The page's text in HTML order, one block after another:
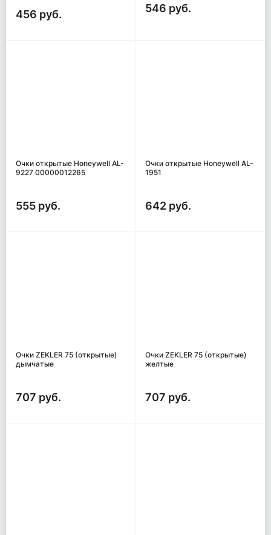
456 руб. 546 руб.
Очки открытые Honeywell AL-
9227 00000012265
555 руб.
Очки открытые Honeywell AL-
1951
642 руб.
Очки ZEKLER 75 (открытые)
дымчатые
707 руб.
Очки ZEKLER 75 (открытые)
желтые
707 руб.